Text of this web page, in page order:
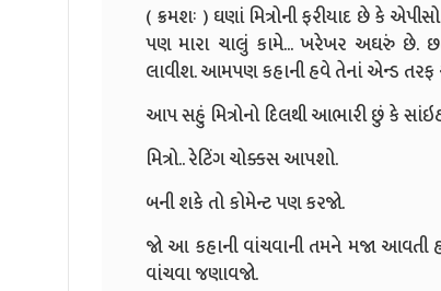
( ક્રમશઃ ) ઘણાં મિત્રોની ફરીયાદ છે કે
પણ મારા ચાલું કામે... ખરેખર અઘરું છે.
લાવીશ. આમપણ કહાની હવે તેનાં એન્ડ
આપ સહું મિત્રોનો દિલથી આભારી છું કે
મિત્રો.. રેટિંગ ચોક્કસ આપશો.
બની શકે તો કોમેન્ટ પણ કરજો.
જો આ કહાની વાંચવાની તમને મજા આવતી
વાંચવા જણાવજો.